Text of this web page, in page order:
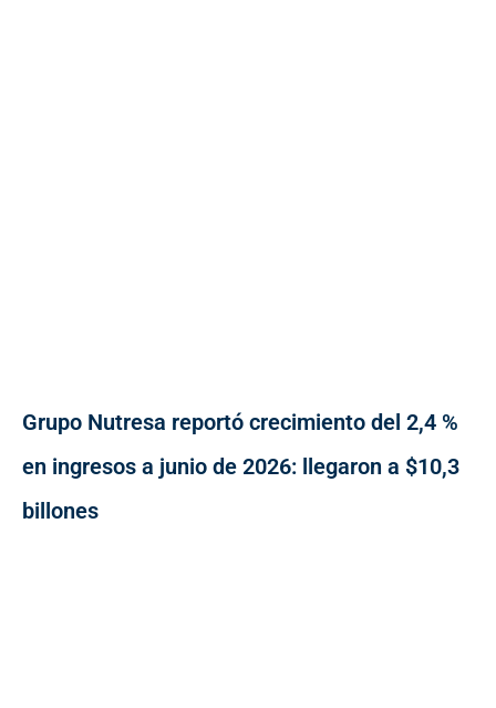
Grupo Nutresa reportó crecimiento del 2,4 %
en ingresos a junio de 2026: llegaron a $10,3
billones